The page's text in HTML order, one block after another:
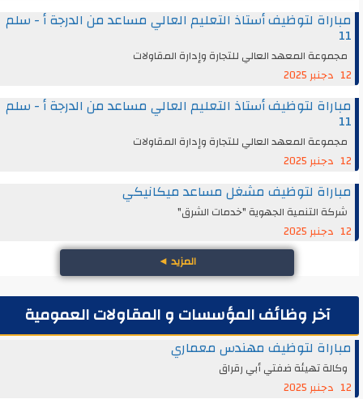
مباراة لتوظيف أستاذ التعليم العالي مساعد من الدرجة أ - سلم
11
مجموعة المعهد العالي للتجارة وإدارة المقاولات
12 دجنبر 2025
مباراة لتوظيف أستاذ التعليم العالي مساعد من الدرجة أ - سلم
11
مجموعة المعهد العالي للتجارة وإدارة المقاولات
12 دجنبر 2025
مباراة لتوظيف مشغل مساعد ميكانيكي
شركة التنمية الجهوية "خدمات الشرق"
12 دجنبر 2025
المزيد◄
آخر وظائف المؤسسات و المقاولات العمومية
مباراة لتوظيف مهندس معماري
وكالة تهيئة ضفتي أبي رقراق
12 دجنبر 2025